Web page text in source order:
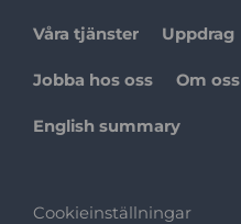
Våra tjänster Uppdrag
Jobba hos oss Om oss
English summary
Cookieinställningar